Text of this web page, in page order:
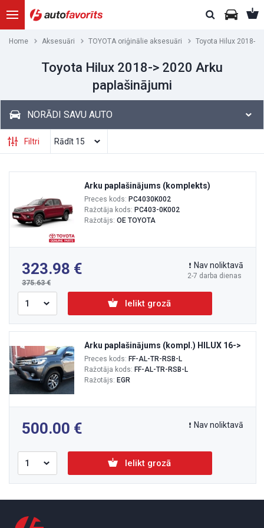
Home Aksesuāri TOYOTA oriģinālie aksesuāri Toyota Hilux 2018->
Toyota Hilux 2018-> 2020 Arku
paplašinājumi
NORĀDI SAVU AUTO
Filtri
Arku paplašinājums (komplekts)
Preces kods: PC4030K002
Ražotāja kods: PC403-0K002
Ražotājs: OE TOYOTA
323.98
375.63
2-7 darba dienas
Nav noliktavā
Ielikt grozā
Arku paplašinājums (kompl.) HILUX 16->
Preces kods: FF-AL-TR-RSB-L
Ražotāja kods: FF-AL-TR-RSB-L
Ražotājs: EGR
500.00 Nav noliktavā
Ielikt grozā